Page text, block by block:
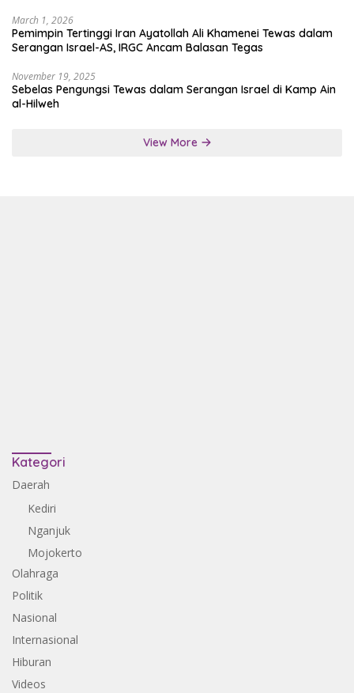
March 1, 2026
Pemimpin Tertinggi Iran Ayatollah Ali Khamenei Tewas dalam
Serangan Israel-AS, IRGC Ancam Balasan Tegas
November 19, 2025
Sebelas Pengungsi Tewas dalam Serangan Israel di Kamp Ain
al-Hilweh
View More
Kategori
Daerah
Kediri
Nganjuk
Mojokerto
Olahraga
Politik
Nasional
Internasional
Hiburan
Videos